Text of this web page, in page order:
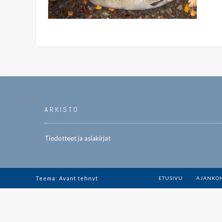
ARKISTO
Tiedotteet ja asiakirjat
Teema: Avant tehnyt ETUSIVU